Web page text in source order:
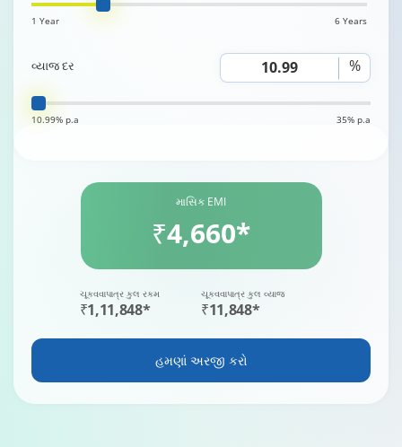
1 Year 6 Years
વ્યાજ દર %
10.99% p.a 35% p.a
માસિક EMI
₹4,660*
ચૂકવવાપાત્ર કુલ રકમ
₹1,11,848*
ચૂકવવાપાત્ર કુલ વ્યાજ
₹11,848*
હમણાં અરજી કરો